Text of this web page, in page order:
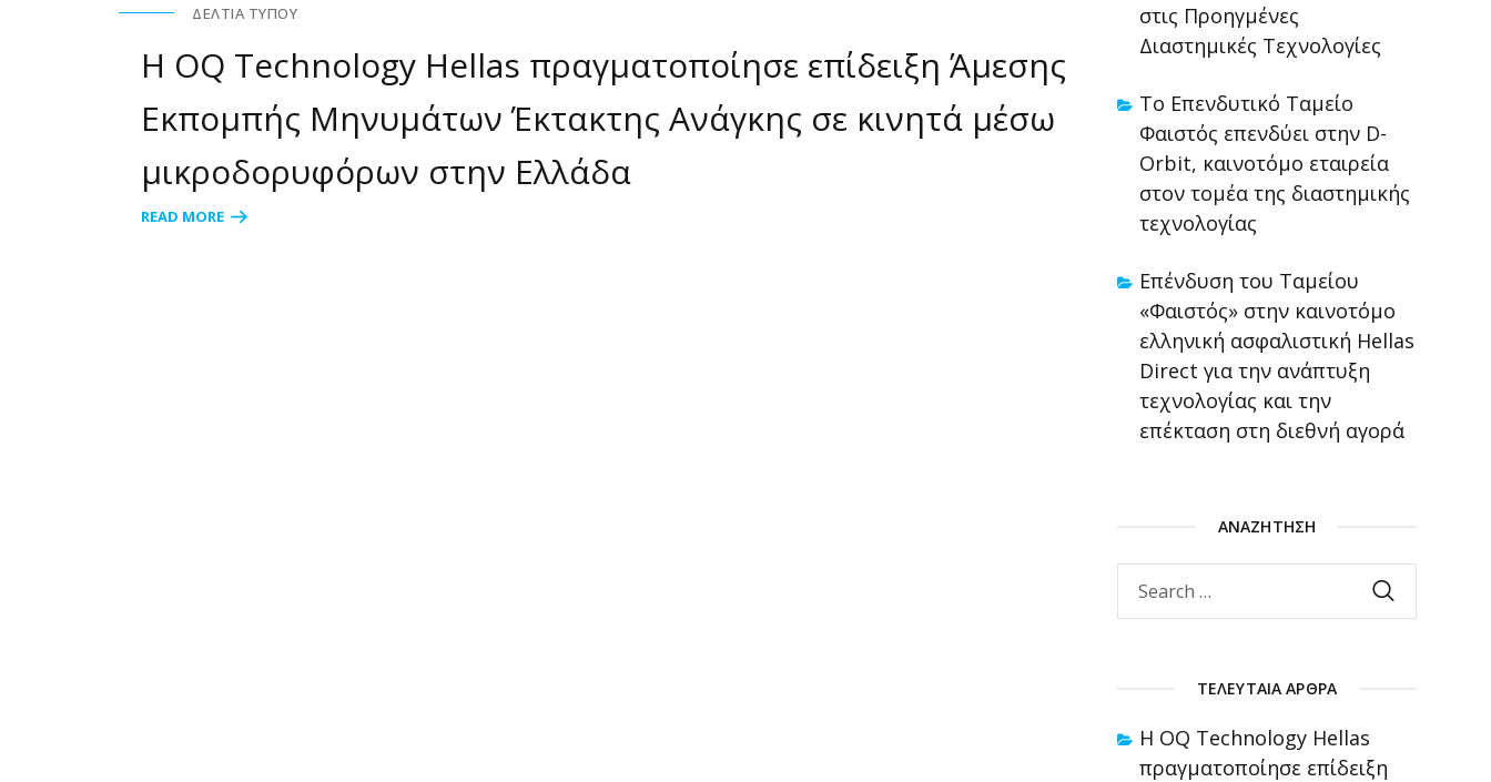
ΔΕΛΤΊΑ ΤΎΠΟΥ
Η OQ Technology Hellas πραγματοποίησε επίδειξη Άμεσης
Εκπομπής Μηνυμάτων Έκτακτης Ανάγκης σε κινητά μέσω
μικροδορυφόρων στην Ελλάδα
READ MORE
στις Προηγμένες
Διαστημικές Τεχνολογίες
Το Επενδυτικό Ταμείο
Φαιστός επενδύει στην D-
Orbit, καινοτόμο εταιρεία
στον τομέα της διαστημικής
τεχνολογίας
Επένδυση του Ταμείου
«Φαιστός» στην καινοτόμο
ελληνική ασφαλιστική Hellas
Direct για την ανάπτυξη
τεχνολογίας και την
επέκταση στη διεθνή αγορά
ΑΝΑΖΉΤΗΣΗ
ΤΕΛΕΥΤΑΊΑ ΆΡΘΡΑ
Η OQ Technology Hellas
πραγματοποίησε επίδειξη